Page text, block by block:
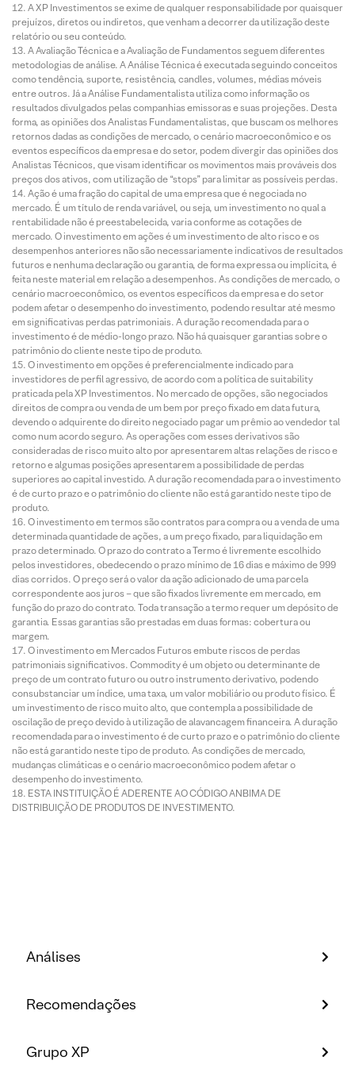
A XP Investimentos se exime de qualquer responsabilidade por quaisquer
prejuízos, diretos ou indiretos, que venham a decorrer da utilização deste
relatório ou seu conteúdo.
A Avaliação Técnica e a Avaliação de Fundamentos seguem diferentes
metodologias de análise. A Análise Técnica é executada seguindo conceitos
como tendência, suporte, resistência, candles, volumes, médias móveis
entre outros. Já a Análise Fundamentalista utiliza como informação os
resultados divulgados pelas companhias emissoras e suas projeções. Desta
forma, as opiniões dos Analistas Fundamentalistas, que buscam os melhores
retornos dadas as condições de mercado, o cenário macroeconômico e os
eventos específicos da empresa e do setor, podem divergir das opiniões dos
Analistas Técnicos, que visam identificar os movimentos mais prováveis dos
preços dos ativos, com utilização de “stops” para limitar as possíveis perdas.
Ação é uma fração do capital de uma empresa que é negociada no
mercado. É um título de renda variável, ou seja, um investimento no qual a
rentabilidade não é preestabelecida, varia conforme as cotações de
mercado. O investimento em ações é um investimento de alto risco e os
desempenhos anteriores não são necessariamente indicativos de resultados
futuros e nenhuma declaração ou garantia, de forma expressa ou implícita, é
feita neste material em relação a desempenhos. As condições de mercado, o
cenário macroeconômico, os eventos específicos da empresa e do setor
podem afetar o desempenho do investimento, podendo resultar até mesmo
em significativas perdas patrimoniais. A duração recomendada para o
investimento é de médio-longo prazo. Não há quaisquer garantias sobre o
patrimônio do cliente neste tipo de produto.
O investimento em opções é preferencialmente indicado para
investidores de perfil agressivo, de acordo com a política de suitability
praticada pela XP Investimentos. No mercado de opções, são negociados
direitos de compra ou venda de um bem por preço fixado em data futura,
devendo o adquirente do direito negociado pagar um prêmio ao vendedor tal
como num acordo seguro. As operações com esses derivativos são
consideradas de risco muito alto por apresentarem altas relações de risco e
retorno e algumas posições apresentarem a possibilidade de perdas
superiores ao capital investido. A duração recomendada para o investimento
é de curto prazo e o patrimônio do cliente não está garantido neste tipo de
produto.
O investimento em termos são contratos para compra ou a venda de uma
determinada quantidade de ações, a um preço fixado, para liquidação em
prazo determinado. O prazo do contrato a Termo é livremente escolhido
pelos investidores, obedecendo o prazo mínimo de 16 dias e máximo de 999
dias corridos. O preço será o valor da ação adicionado de uma parcela
correspondente aos juros – que são fixados livremente em mercado, em
função do prazo do contrato. Toda transação a termo requer um depósito de
garantia. Essas garantias são prestadas em duas formas: cobertura ou
margem.
O investimento em Mercados Futuros embute riscos de perdas
patrimoniais significativos. Commodity é um objeto ou determinante de
preço de um contrato futuro ou outro instrumento derivativo, podendo
consubstanciar um índice, uma taxa, um valor mobiliário ou produto físico. É
um investimento de risco muito alto, que contempla a possibilidade de
oscilação de preço devido à utilização de alavancagem financeira. A duração
recomendada para o investimento é de curto prazo e o patrimônio do cliente
não está garantido neste tipo de produto. As condições de mercado,
mudanças climáticas e o cenário macroeconômico podem afetar o
desempenho do investimento.
ESTA INSTITUIÇÃO É ADERENTE AO CÓDIGO ANBIMA DE
DISTRIBUIÇÃO DE PRODUTOS DE INVESTIMENTO.
Análises
Recomendações
Grupo XP